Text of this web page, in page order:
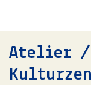
Atelier /